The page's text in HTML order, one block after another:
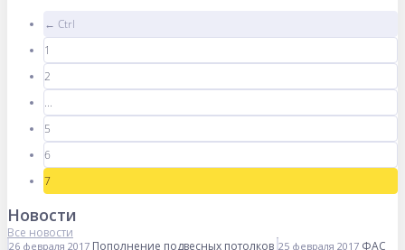
← Ctrl
1
2
...
5
6
7
Новости
Все новости
26 февраля 2017 Пополнение подвесных потолков 25 февраля 2017 ФАС